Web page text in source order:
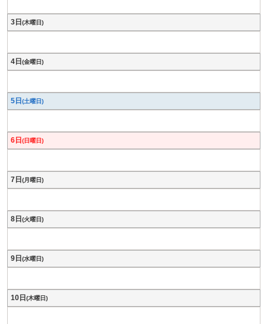
3日 (木曜日)
4日 (金曜日)
5日 (土曜日)
6日 (日曜日)
7日 (月曜日)
8日 (火曜日)
9日 (水曜日)
10日 (木曜日)